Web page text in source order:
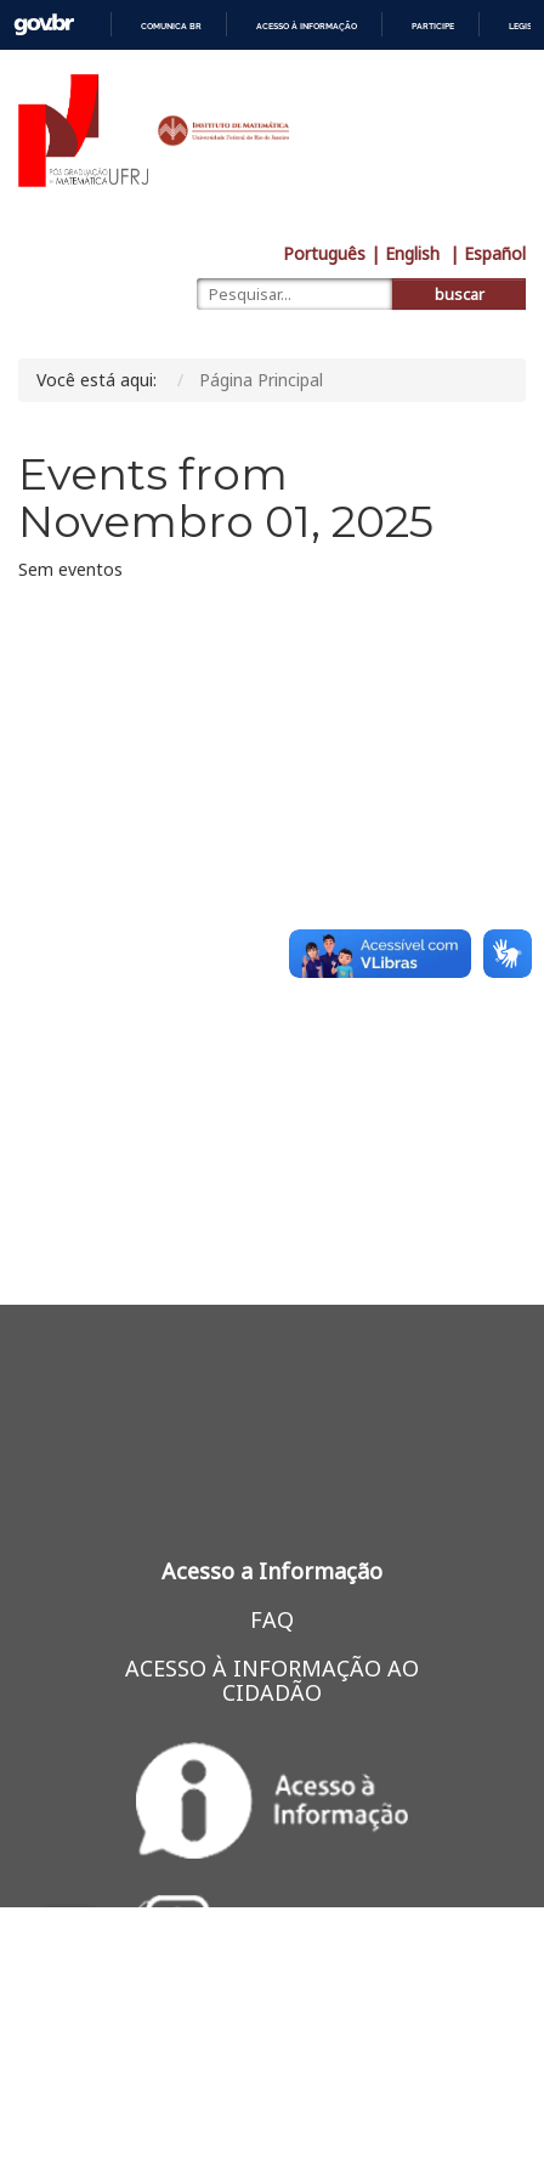
COMUNICA BR ACESSO À INFORMAÇÃO PARTICIPE
Português | English | Español
buscar
Você está aqui: Página Principal
Events from
Novembro 01, 2025
Sem eventos
Acesso a Informação
FAQ
ACESSO À INFORMAÇÃO AO
CIDADÃO